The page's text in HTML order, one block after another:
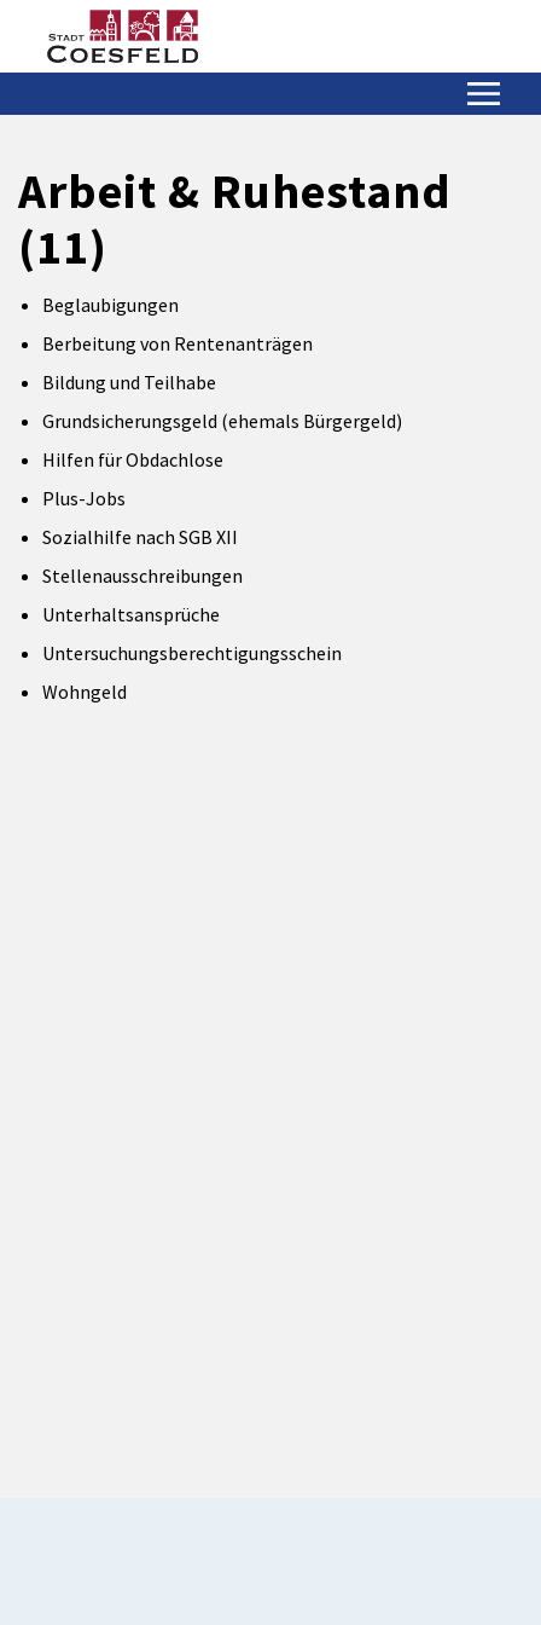
Zum Header
Zum Hauptinhalt
Zum Footer
Zum Hauptinhalt springen
Arbeit & Ruhestand
(11)
Beglaubigungen
Berbeitung von Rentenanträgen
Bildung und Teilhabe
Grundsicherungsgeld (ehemals Bürgergeld)
Hilfen für Obdachlose
Plus-Jobs
Sozialhilfe nach SGB XII
Stellenausschreibungen
Unterhaltsansprüche
Untersuchungsberechtigungsschein
Wohngeld